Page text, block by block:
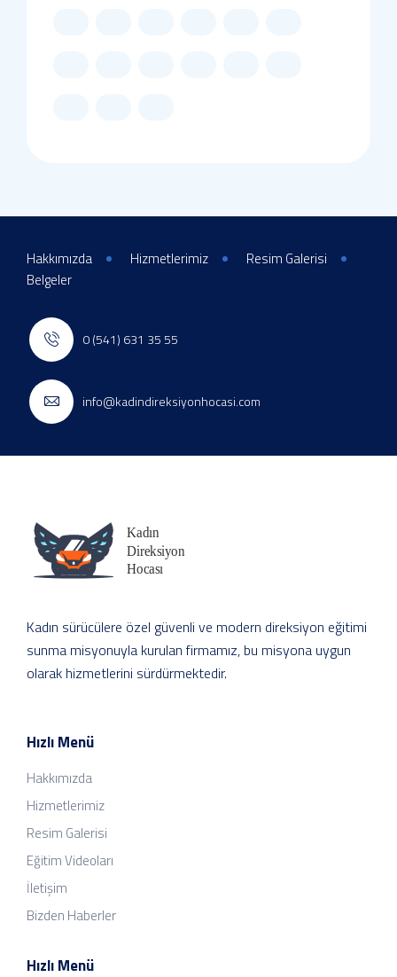
Hakkımızda Hizmetlerimiz
Resim Galerisi
Belgeler
0 (541) 631 35 55
info@kadindireksiyonhocasi.com
Kadın sürücülere özel güvenli ve modern direksiyon eğitimi
sunma misyonuyla kurulan firmamız, bu misyona uygun
olarak hizmetlerini sürdürmektedir.
Hızlı Menü
Hakkımızda
Hizmetlerimiz
Resim Galerisi
Eğitim Videoları
İletişim
Bizden Haberler
Hızlı Menü